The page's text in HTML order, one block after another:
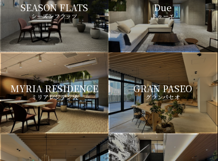
SEASON FLATS
シーズンフラッツ
Due
ドゥーエ
MYRIA RESIDENCE
ミリアレジデンス
GRAN PASEO
グランパセオ